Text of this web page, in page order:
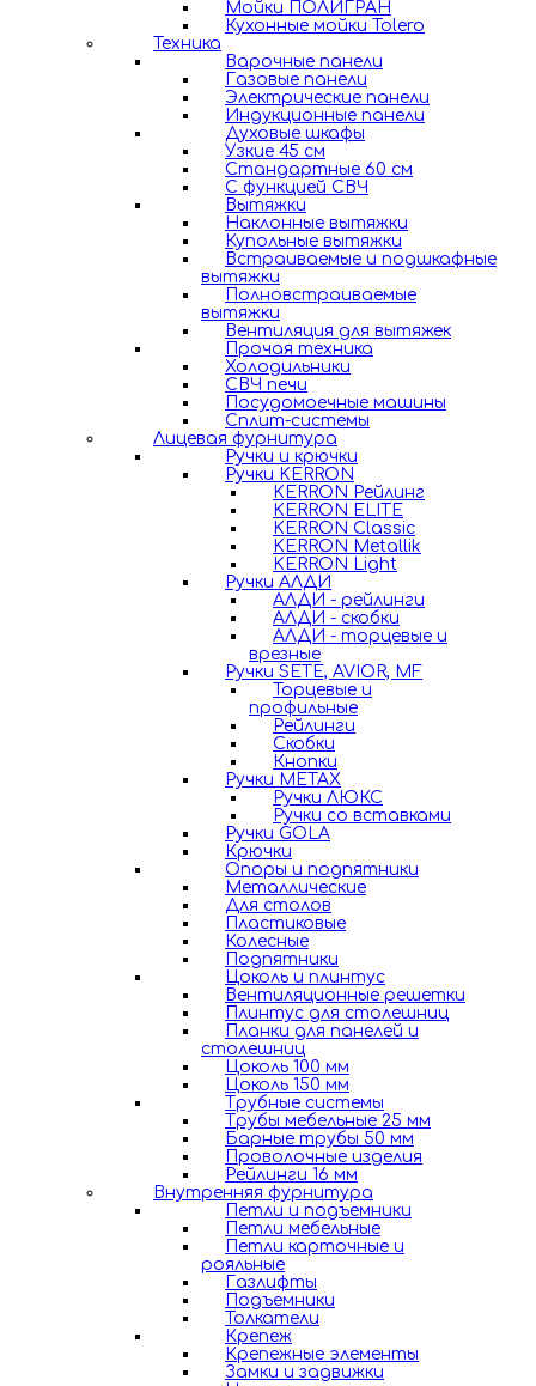
Мойки ПОЛИГРАН
Кухонные мойки Tolero
Техника
Варочные панели
Газовые панели
Электрические панели
Индукционные панели
Духовые шкафы
Узкие 45 см
Стандартные 60 см
С функцией СВЧ
Вытяжки
Наклонные вытяжки
Купольные вытяжки
Встраиваемые и подшкафные
вытяжки
Полновстраиваемые
вытяжки
Вентиляция для вытяжек
Прочая техника
Холодильники
СВЧ печи
Посудомоечные машины
Сплит-системы
Лицевая фурнитура
Ручки и крючки
Ручки KERRON
KERRON Рейлинг
KERRON ELITE
KERRON Classic
KERRON Metallik
KERRON Light
Ручки АЛДИ
АЛДИ - рейлинги
АЛДИ - скобки
АЛДИ - торцевые и
врезные
Ручки SETE, AVIOR, MF
Торцевые и
профильные
Рейлинги
Скобки
Кнопки
Ручки METAX
Ручки ЛЮКС
Ручки со вставками
Ручки GOLA
Крючки
Опоры и подпятники
Металлические
Для столов
Пластиковые
Колесные
Подпятники
Цоколь и плинтус
Вентиляционные решетки
Плинтус для столешниц
Планки для панелей и
столешниц
Цоколь 100 мм
Цоколь 150 мм
Трубные системы
Трубы мебельные 25 мм
Барные трубы 50 мм
Проволочные изделия
Рейлинги 16 мм
Внутренняя фурнитура
Петли и подъемники
Петли мебельные
Петли карточные и
рояльные
Газлифты
Подъемники
Толкатели
Крепеж
Крепежные элементы
Замки и задвижки